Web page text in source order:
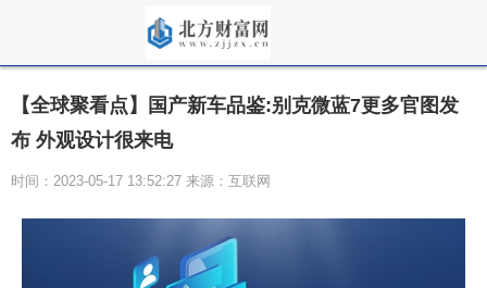
【全球聚看点】国产新车品鉴:别克微蓝7更多官图发
布 外观设计很来电
时间：2023-05-17 13:52:27 来源：互联网